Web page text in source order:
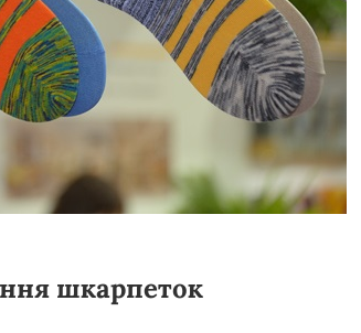
шкарпеток